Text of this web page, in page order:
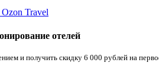
отелей
и получить скидку 6 000 рублей на